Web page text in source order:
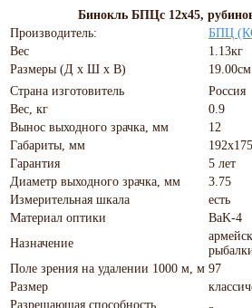
Бинокль БПЦс 12х45,
Производитель:
БПЦ
Вес
1.13кг
Размеры (Д х Ш х В)
Страна изготовитель
Россия
Вес, кг
0.9
Вынос выходного зрачка, мм
12
Габариты, мм
Гарантия
5 лет
Диаметр выходного зрачка, мм
3.75
Измерительная шкала
есть
Материал оптики
BaK-4
Назначение
Поле зрения на удалении 1000 м, м 97
Размер
Разрешающая способность,